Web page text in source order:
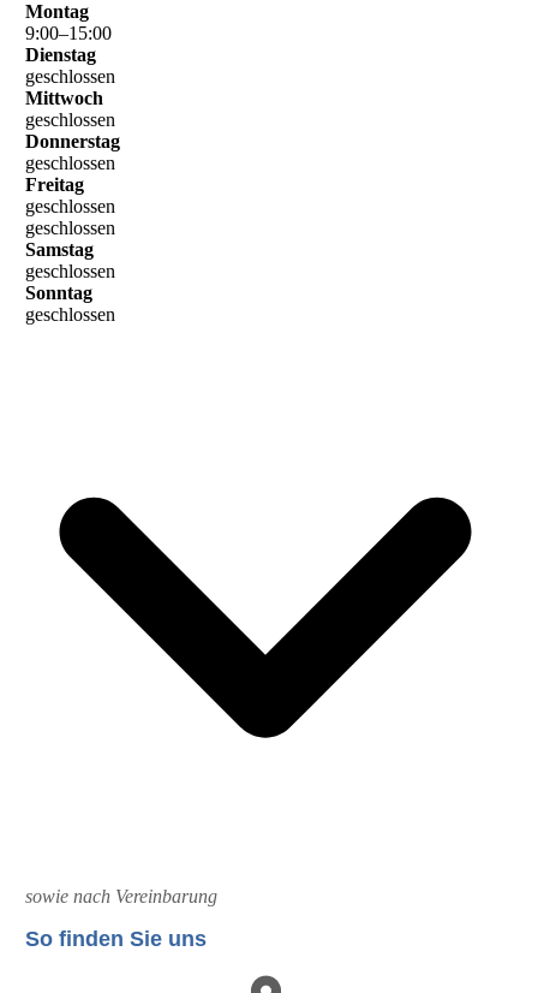
Montag
9:00–15:00
Dienstag
geschlossen
Mittwoch
geschlossen
Donnerstag
geschlossen
Freitag
geschlossen
geschlossen
Samstag
geschlossen
Sonntag
geschlossen
sowie nach Vereinbarung
So finden Sie uns